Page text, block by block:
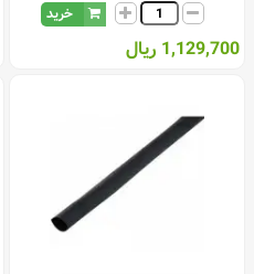
خرید
1,129,700 ریال